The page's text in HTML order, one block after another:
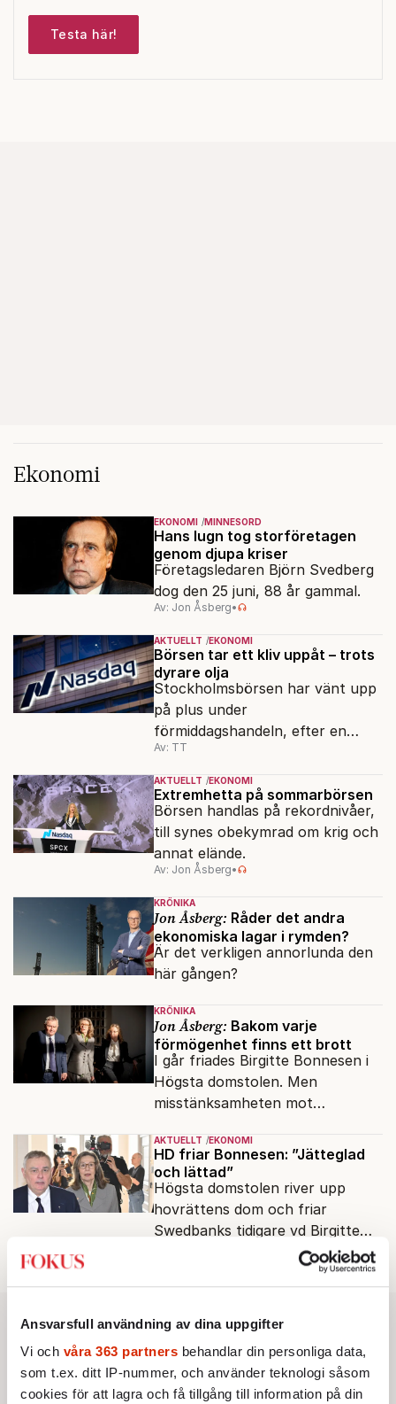
Ansvarsfull användning av dina uppgifter
Vi och våra 363 partners behandlar din personliga data,
som t.ex. ditt IP-nummer, och använder teknologi såsom
cookies för att lagra och få tillgång till information på din
Testa här!
Ekonomi
EKONOMI MINNESORD
Hans lugn tog storföretagen
genom djupa kriser
Företagsledaren Björn Svedberg
dog den 25 juni, 88 år gammal.
Av: Jon Åsberg•
AKTUELLT EKONOMI
Börsen tar ett kliv uppåt – trots
dyrare olja
Stockholmsbörsen har vänt upp
på plus under
förmiddagshandeln, efter en
inledning nedåt – trots ett högre
oljepris och AI-oro.
Av: TT
AKTUELLT EKONOMI
Extremhetta på sommarbörsen
Börsen handlas på rekordnivåer,
till synes obekymrad om krig och
annat elände.
Av: Jon Åsberg•
KRÖNIKA
Jon Åsberg: Råder det andra
ekonomiska lagar i rymden?
Är det verkligen annorlunda den
här gången?
KRÖNIKA
Jon Åsberg: Bakom varje
förmögenhet finns ett brott
I går friades Birgitte Bonnesen i
Högsta domstolen. Men
misstänksamheten mot
AKTUELLT EKONOMI
HD friar Bonnesen: ”Jätteglad
och lättad”
Högsta domstolen river upp
hovrättens dom och friar
Swedbanks tidigare vd Birgitte